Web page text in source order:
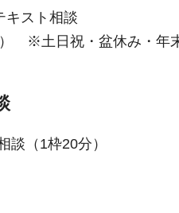
キスト相談
※土日祝・盆休み・年
談（1枠20分）